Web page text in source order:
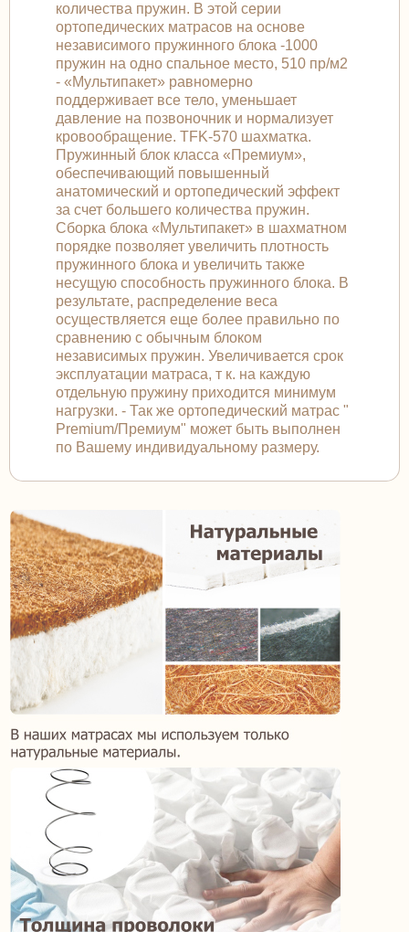
количества пружин. В этой серии
ортопедических матрасов на основе
независимого пружинного блока -1000
пружин на одно спальное место, 510 пр/м2
- «Мультипакет» равномерно
поддерживает все тело, уменьшает
давление на позвоночник и нормализует
кровообращение. TFK-570 шахматка.
Пружинный блок класса «Премиум»,
обеспечивающий повышенный
анатомический и ортопедический эффект
за счет большего количества пружин.
Сборка блока «Мультипакет» в шахматном
порядке позволяет увеличить плотность
пружинного блока и увеличить также
несущую способность пружинного блока. В
результате, распределение веса
осуществляется еще более правильно по
сравнению с обычным блоком
независимых пружин. Увеличивается срок
эксплуатации матраса, т к. на каждую
отдельную пружину приходится минимум
нагрузки. - Так же ортопедический матрас "
Premium/Премиум" может быть выполнен
по Вашему индивидуальному размеру.